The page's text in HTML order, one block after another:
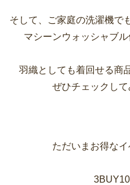
そして、ご家庭の洗濯機で
マシーンウォッシャブ
羽織としても着回せる商
ぜひチェックし
ただいまお得な